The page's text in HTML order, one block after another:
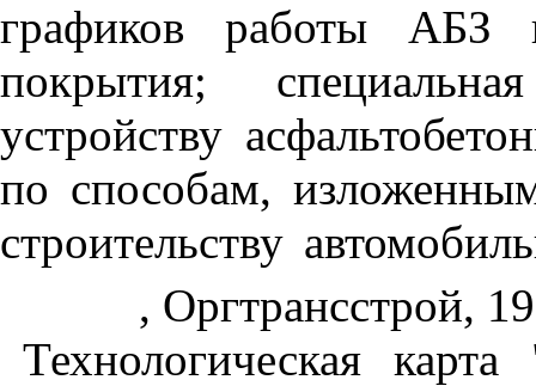
графиков работы АБЗ
покрытия;
устройству
по способам,
строительству
, Оргтрансстрой,
Технологическая